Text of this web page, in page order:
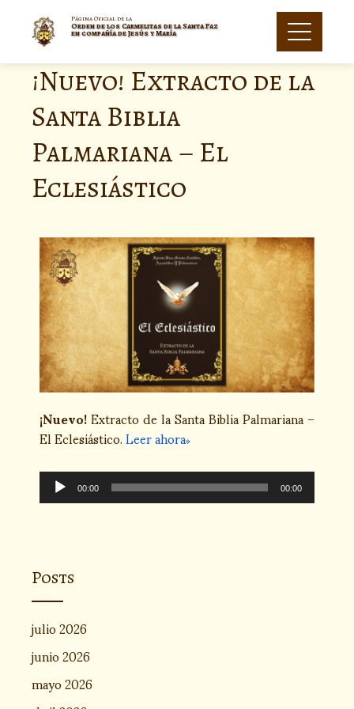
Página Oficial de la
Orden de los Carmelitas de la Santa Faz
en compañía de Jesús y María
¡Nuevo! Extracto de la
Santa Biblia
Palmariana – El
Eclesiástico
¡Nuevo!Extracto de la Santa Biblia Palmariana –
El Eclesiástico.Leer ahora
Reproductor
de 00:00 00:00
Posts
julio 2026
junio 2026
mayo 2026